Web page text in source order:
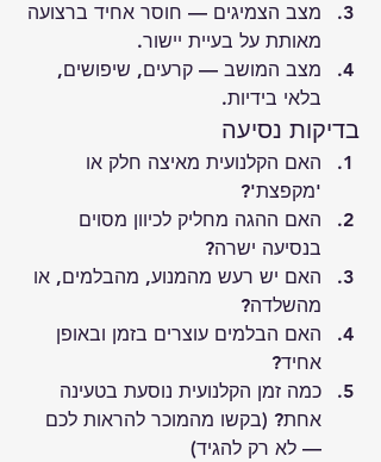
מצב הצמיגים — חוסר אחיד ברצועה
מאותת על בעיית יישור.
מצב המושב — קרעים, שיפושים,
בלאי בידיות.
בדיקות נסיעה
האם הקלנועית מאיצה חלק או
'מקפצת'?
האם ההגה מחליק לכיוון מסוים
בנסיעה ישרה?
האם יש רעש מהמנוע, מהבלמים, או
מהשלדה?
האם הבלמים עוצרים בזמן ובאופן
אחיד?
כמה זמן הקלנועית נוסעת בטעינה
אחת? (בקשו מהמוכר להראות לכם
— לא רק להגיד)